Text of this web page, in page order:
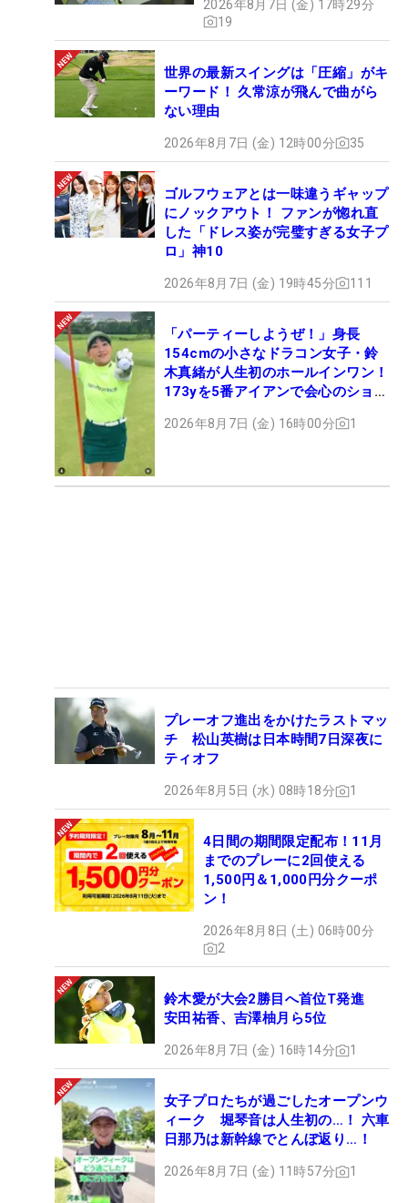
2026年8月7日 (金) 17時29分
19
世界の最新スイングは「圧縮」がキ
ーワード！ 久常涼が飛んで曲がら
ない理由
2026年8月7日 (金) 12時00分 35
ゴルフウェアとは一味違うギャップ
にノックアウト！ ファンが惚れ直
した「ドレス姿が完璧すぎる女子プ
ロ」神10
2026年8月7日 (金) 19時45分 111
「パーティーしようぜ！」身長
154cmの小さなドラコン女子・鈴
木真緒が人生初のホールインワン！
173yを5番アイアンで会心のショッ
2026年8月7日 (金) 16時00分 1
プレーオフ進出をかけたラストマッ
チ 松山英樹は日本時間7日深夜に
ティオフ
2026年8月5日 (水) 08時18分 1
4日間の期間限定配布！11月
までのプレーに2回使える
1,500円＆1,000円分クーポ
ン！
2026年8月8日 (土) 06時00分
2
鈴木愛が大会2勝目へ首位T発進
安田祐香、吉澤柚月ら5位
2026年8月7日 (金) 16時14分 1
女子プロたちが過ごしたオープンウ
ィーク 堀琴音は人生初の…！ 六車
日那乃は新幹線でとんぼ返り…！
2026年8月7日 (金) 11時57分 1